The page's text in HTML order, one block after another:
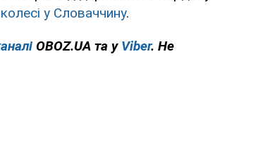
у Словаччину.
OBOZ.UA та у Viber. Не